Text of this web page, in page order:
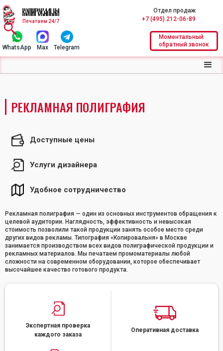
Печатаем 24/7
Отдел продаж
+7 (495) 212-06-89
WhatsApp Max Telegram
Моментальный
обратный звонок
РЕКЛАМНАЯ ПОЛИГРАФИЯ
Доступные цены
Услуги дизайнера
Удобное сотрудничество
Рекламная полиграфия — один из основных инструментов обращения к
целевой аудитории. Наглядность, эффективность и невысокая
стоимость позволили такой продукции занять особое место среди
других видов рекламы. Типография «Копировальня» в Москве
занимается производством всех видов полиграфической продукции и
рекламных материалов. Мы печатаем промоматериалы любой
сложности на современном оборудовании, которое обеспечивает
высочайшее качество готового продукта.
Экспертная проверка
каждого заказа
Оперативная доставка